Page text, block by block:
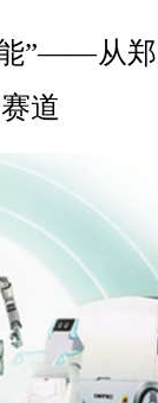
”——从郑
道